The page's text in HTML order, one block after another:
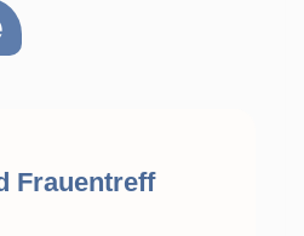
Frauentreff